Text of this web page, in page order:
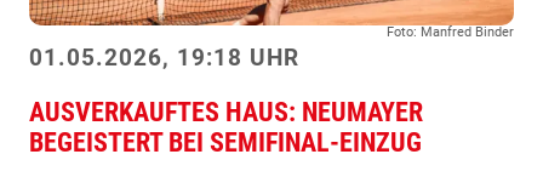
p
e
-
T
p
a
s
t
Foto: Manfred Binder
01.05.2026, 19:18 UHR
AUSVERKAUFTES HAUS: NEUMAYER
BEGEISTERT BEI SEMIFINAL-EINZUG